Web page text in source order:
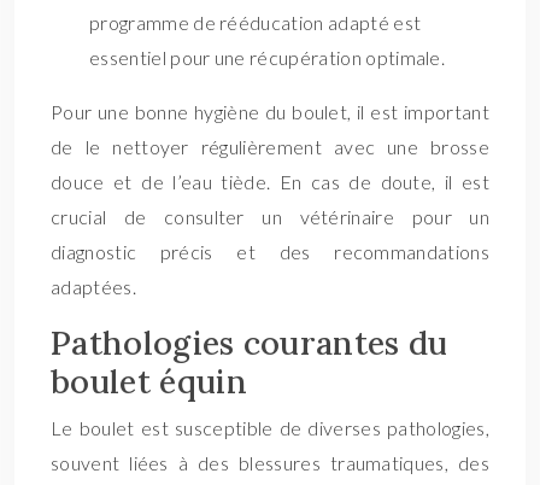
programme de rééducation adapté est
essentiel pour une récupération optimale.
Pour une bonne hygiène du boulet, il est important
de le nettoyer régulièrement avec une brosse
douce et de l’eau tiède. En cas de doute, il est
crucial de consulter un vétérinaire pour un
diagnostic précis et des recommandations
adaptées.
Pathologies courantes du
boulet équin
Le boulet est susceptible de diverses pathologies,
souvent liées à des blessures traumatiques, des